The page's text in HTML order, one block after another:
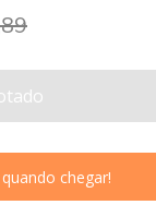
chegar!